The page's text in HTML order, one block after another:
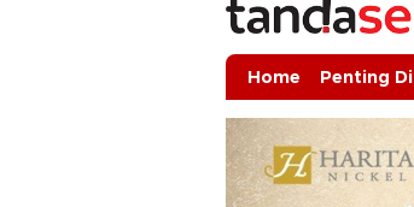
tandaseru.com |
tandaseru.com
Home Penting